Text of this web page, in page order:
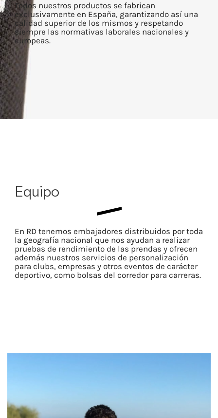
Todos nuestros productos se fabrican
exclusivamente en España, garantizando así una
calidad superior de los mismos y respetando
siempre las normativas laborales nacionales y
europeas.
Equipo
En RD tenemos embajadores distribuidos por toda
la geografía nacional que nos ayudan a realizar
pruebas de rendimiento de las prendas y ofrecen
además nuestros servicios de personalización
para clubs, empresas y otros eventos de carácter
deportivo, como bolsas del corredor para carreras.